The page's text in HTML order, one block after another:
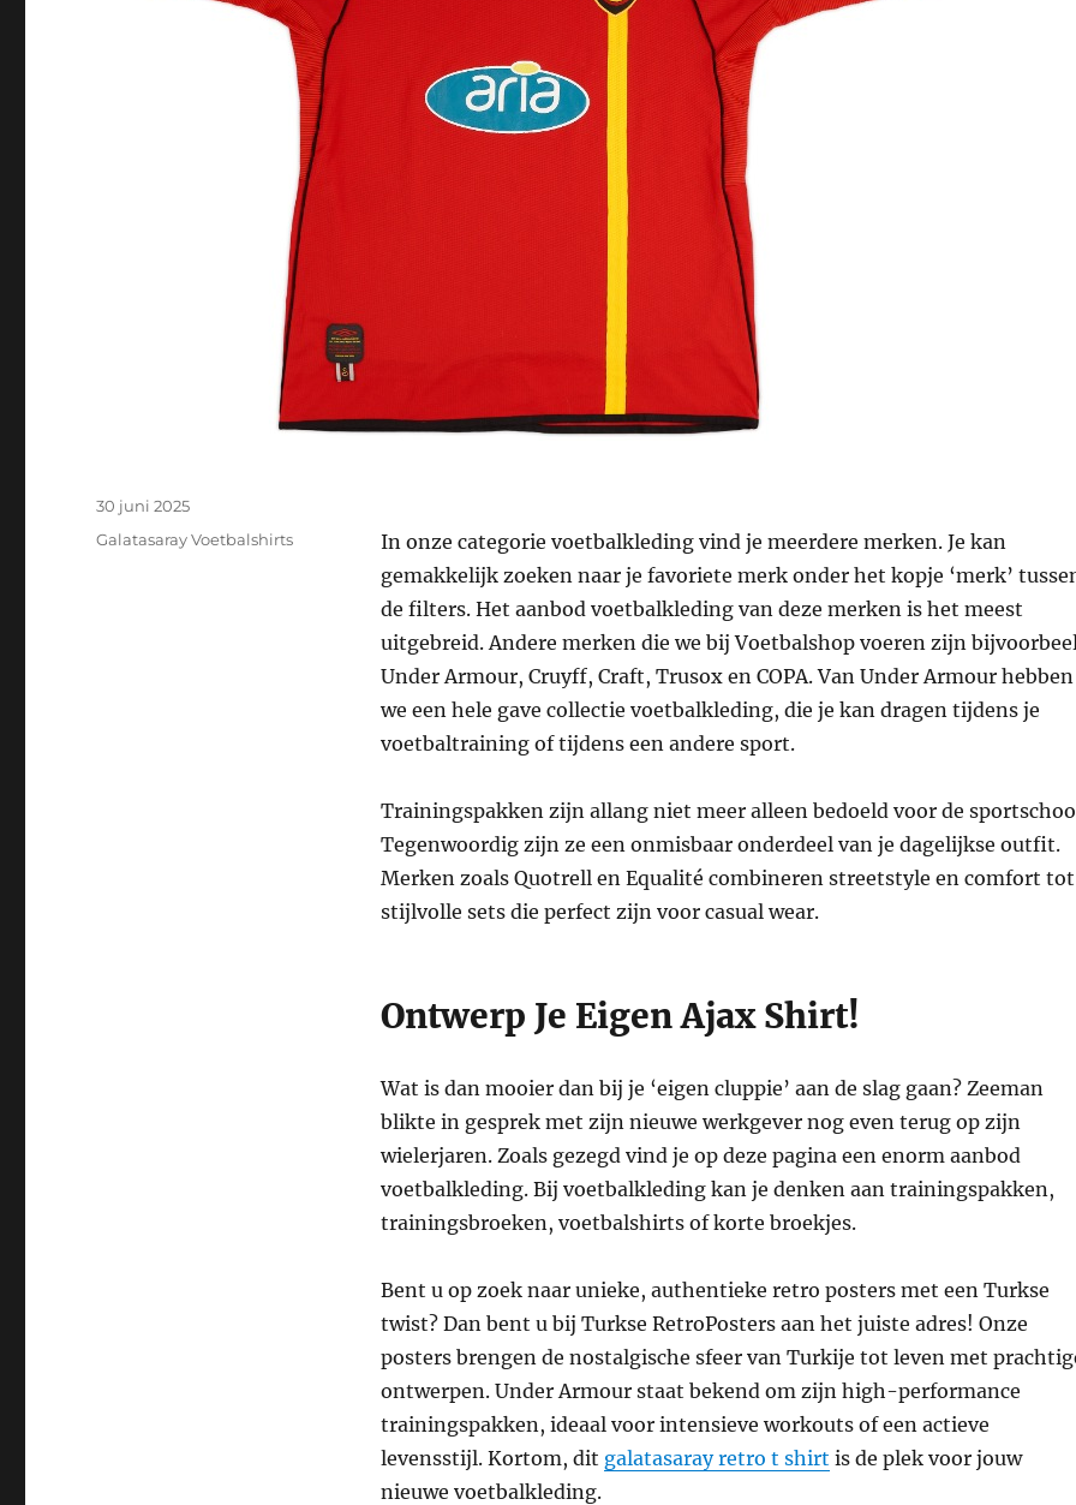
In onze categorie voetbalkleding vind je meerdere merken. Je kan
gemakkelijk zoeken naar je favoriete merk onder het kopje ‘merk’
de filters. Het aanbod voetbalkleding van deze merken is het meest
uitgebreid. Andere merken die we bij Voetbalshop voeren zijn
Under Armour, Cruyff, Craft, Trusox en COPA. Van Under Armour hebben
we een hele gave collectie voetbalkleding, die je kan dragen tijdens je
voetbaltraining of tijdens een andere sport.
Trainingspakken zijn allang niet meer alleen bedoeld voor de
Tegenwoordig zijn ze een onmisbaar onderdeel van je dagelijkse outfit.
Merken zoals Quotrell en Equalité combineren streetstyle en comfort tot
stijlvolle sets die perfect zijn voor casual wear.
Ontwerp Je Eigen Ajax Shirt!
Wat is dan mooier dan bij je ‘eigen cluppie’ aan de slag gaan? Zeeman
blikte in gesprek met zijn nieuwe werkgever nog even terug op zijn
wielerjaren. Zoals gezegd vind je op deze pagina een enorm aanbod
voetbalkleding. Bij voetbalkleding kan je denken aan trainingspakken,
trainingsbroeken, voetbalshirts of korte broekjes.
Bent u op zoek naar unieke, authentieke retro posters met een Turkse
twist? Dan bent u bij Turkse RetroPosters aan het juiste adres! Onze
posters brengen de nostalgische sfeer van Turkije tot leven met
ontwerpen. Under Armour staat bekend om zijn high-performance
trainingspakken, ideaal voor intensieve workouts of een actieve
levensstijl. Kortom, dit galatasaray retro t shirt is de plek voor jouw
nieuwe voetbalkleding.
Geplaatst
30 juni 2025
Categorieën
Galatasaray Voetbalshirts